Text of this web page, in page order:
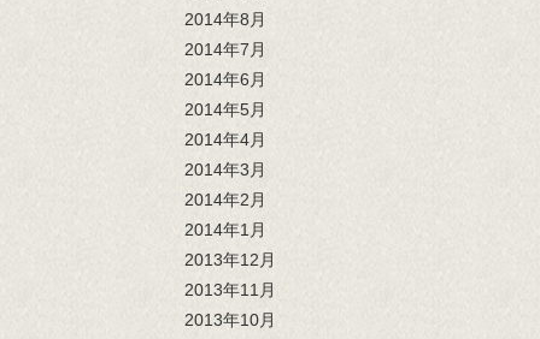
2014年8月
2014年7月
2014年6月
2014年5月
2014年4月
2014年3月
2014年2月
2014年1月
2013年12月
2013年11月
2013年10月